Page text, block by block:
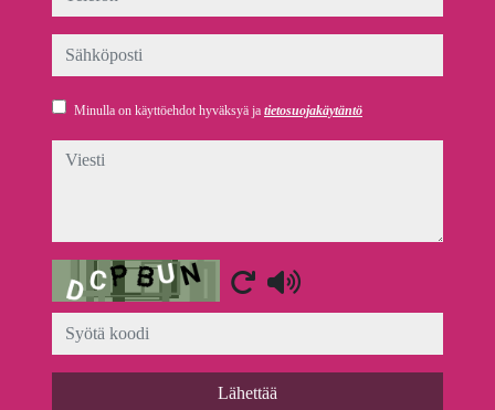
sähköposti
Minulla on käyttöehdot hyväksyä ja tietosuojakäytäntö
viesti
Captcha
Lähettää